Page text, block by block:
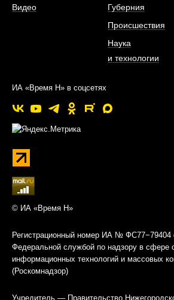
Видео
Губерния
Происшествия
Наука
и технологии
ИА «Время Н» в соцсетях
© ИА «Время Н»
Регистрационный номер ИА № ФС77−79404
Федеральной службой по надзору в сфере
информационных технологий и массовых
(Роскомнадзор)
Учредитель — Правительство